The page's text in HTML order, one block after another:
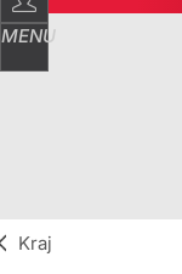
MENU
Kraj